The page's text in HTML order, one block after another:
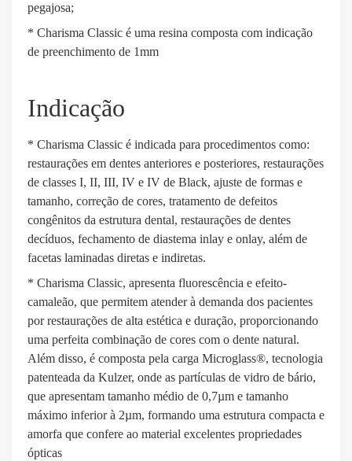
pegajosa;
* Charisma Classic é uma resina composta com indicação
de preenchimento de 1mm
Indicação
* Charisma Classic é indicada para procedimentos como:
restaurações em dentes anteriores e posteriores, restaurações
de classes I, II, III, IV e IV de Black, ajuste de formas e
tamanho, correção de cores, tratamento de defeitos
congênitos da estrutura dental, restaurações de dentes
decíduos, fechamento de diastema inlay e onlay, além de
facetas laminadas diretas e indiretas.
* Charisma Classic, apresenta fluorescência e efeito-
camaleão, que permitem atender à demanda dos pacientes
por restaurações de alta estética e duração, proporcionando
uma perfeita combinação de cores com o dente natural.
Além disso, é composta pela carga Microglass®, tecnologia
patenteada da Kulzer, onde as partículas de vidro de bário,
que apresentam tamanho médio de 0,7µm e tamanho
máximo inferior à 2µm, formando uma estrutura compacta e
amorfa que confere ao material excelentes propriedades
ópticas